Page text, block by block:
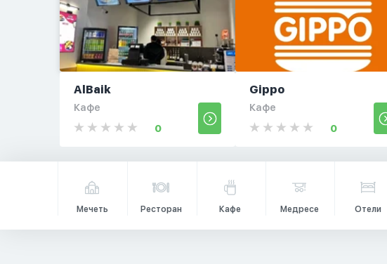
AlBaik
Кафе
0
Gippo
Кафе
0
Мечеть Ресторан Кафе Медресе Отели